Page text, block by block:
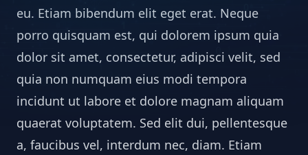
eu. Etiam bibendum elit eget erat. Neque
porro quisquam est, qui dolorem ipsum quia
dolor sit amet, consectetur, adipisci velit, sed
quia non numquam eius modi tempora
incidunt ut labore et dolore magnam aliquam
quaerat voluptatem. Sed elit dui, pellentesque
a, faucibus vel, interdum nec, diam. Etiam